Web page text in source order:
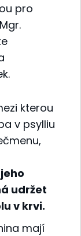
pro
kterou
v psylliu
udržet
v krvi.
mají